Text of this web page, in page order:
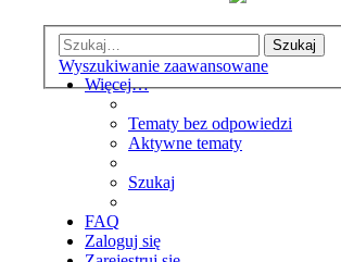
Szukaj
Wyszukiwanie zaawansowane
Więcej…
Tematy bez odpowiedzi
Aktywne tematy
Szukaj
FAQ
Zaloguj się